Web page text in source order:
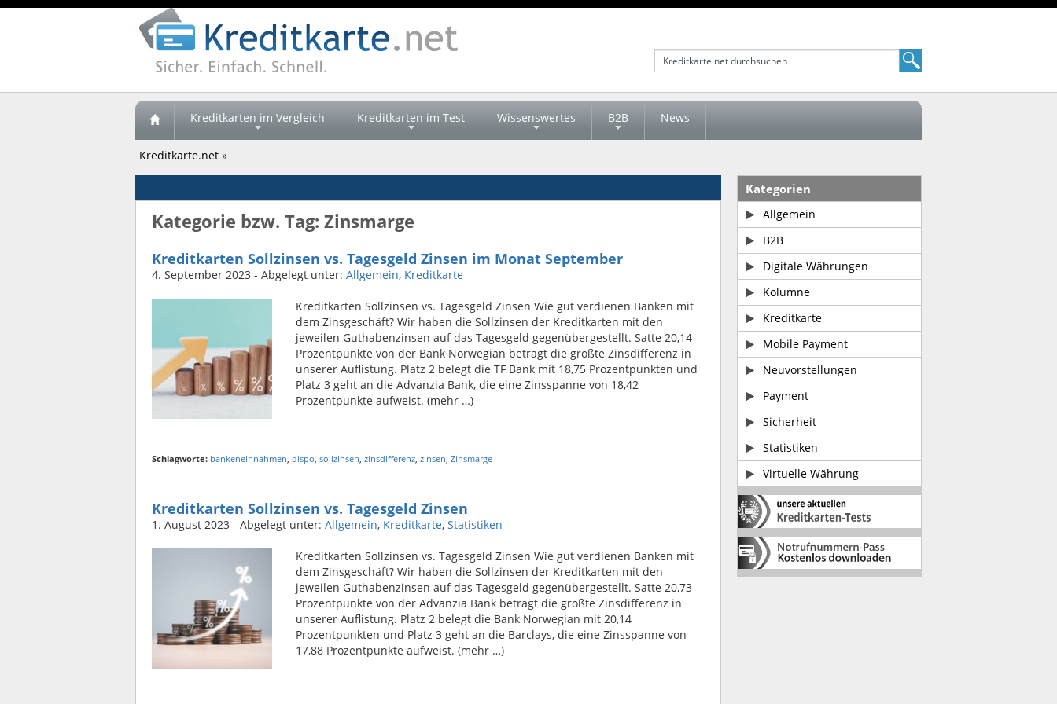
Kreditkarten im Vergleich Kreditkarten im Test Wissenswertes B2B News
Kreditkarte.net »
Kategorie bzw. Tag: Zinsmarge
Kreditkarten Sollzinsen vs. Tagesgeld Zinsen im Monat September
4. September 2023 - Abgelegt unter: Allgemein, Kreditkarte
Kreditkarten Sollzinsen vs. Tagesgeld Zinsen Wie gut verdienen Banken mit
dem Zinsgeschäft? Wir haben die Sollzinsen der Kreditkarten mit den
jeweilen Guthabenzinsen auf das Tagesgeld gegenübergestellt. Satte 20,14
Prozentpunkte von der Bank Norwegian beträgt die größte Zinsdifferenz in
unserer Auflistung. Platz 2 belegt die TF Bank mit 18,75 Prozentpunkten und
Platz 3 geht an die Advanzia Bank, die eine Zinsspanne von 18,42
Prozentpunkte aufweist. (mehr …)
Schlagworte: bankeneinnahmen, dispo, sollzinsen, zinsdifferenz, zinsen, Zinsmarge
Kreditkarten Sollzinsen vs. Tagesgeld Zinsen
1. August 2023 - Abgelegt unter: Allgemein, Kreditkarte, Statistiken
Kreditkarten Sollzinsen vs. Tagesgeld Zinsen Wie gut verdienen Banken mit
dem Zinsgeschäft? Wir haben die Sollzinsen der Kreditkarten mit den
jeweilen Guthabenzinsen auf das Tagesgeld gegenübergestellt. Satte 20,73
Prozentpunkte von der Advanzia Bank beträgt die größte Zinsdifferenz in
unserer Auflistung. Platz 2 belegt die Bank Norwegian mit 20,14
Prozentpunkten und Platz 3 geht an die Barclays, die eine Zinsspanne von
17,88 Prozentpunkte aufweist. (mehr …)
Kategorien
Allgemein
B2B
Digitale Währungen
Kolumne
Kreditkarte
Mobile Payment
Neuvorstellungen
Payment
Sicherheit
Statistiken
Virtuelle Währung